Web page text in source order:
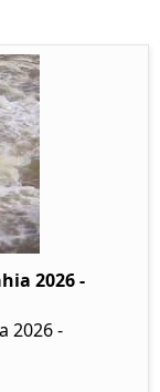
2026 -
2026 -